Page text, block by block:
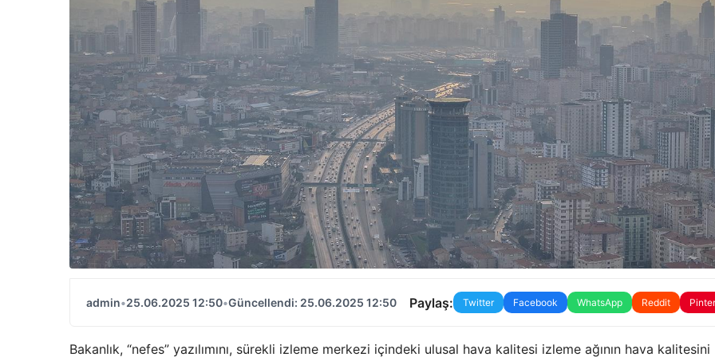
admin•25.06.2025 12:50•Güncellendi: 25.06.2025 12:50 Paylaş: Twitter Facebook WhatsApp Reddit
Bakanlık, “nefes” yazılımını, sürekli izleme merkezi içindeki ulusal hava kalitesi izleme ağının hava kalitesini